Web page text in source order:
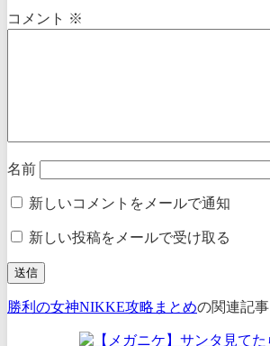
コメント ※
名前
新しいコメントをメールで通知
新しい投稿をメールで受け取る
勝利の女神NIKKE攻略まとめの関連記事